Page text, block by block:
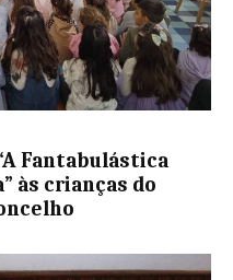
Fantabulástica
às crianças do